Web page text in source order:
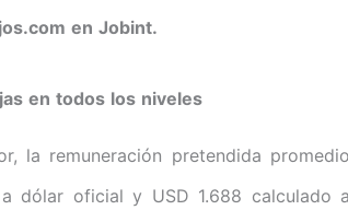
en Jobint.
en todos los niveles
la remuneración pretendida promedio
dólar oficial y USD 1.688 calculado a